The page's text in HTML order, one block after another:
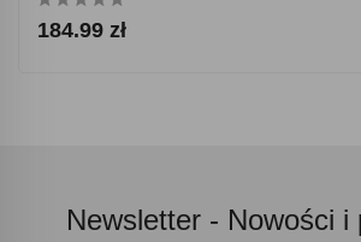
184.99 zł
Newsletter - Nowości i